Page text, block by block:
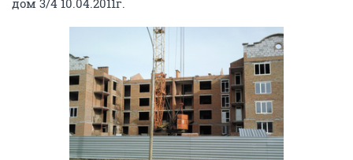
дом 3/4 10.04.2011г.